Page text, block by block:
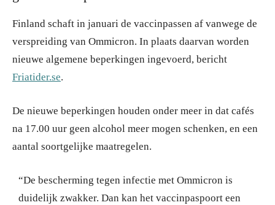
Finland schaft in januari de vaccinpassen af ​​vanwege de
verspreiding van Ommicron. In plaats daarvan worden
nieuwe algemene beperkingen ingevoerd, bericht
Friatider.se.
De nieuwe beperkingen houden onder meer in dat cafés
na 17.00 uur geen alcohol meer mogen schenken, en een
aantal soortgelijke maatregelen.
“De bescherming tegen infectie met Ommicron is
duidelijk zwakker. Dan kan het vaccinpaspoort een